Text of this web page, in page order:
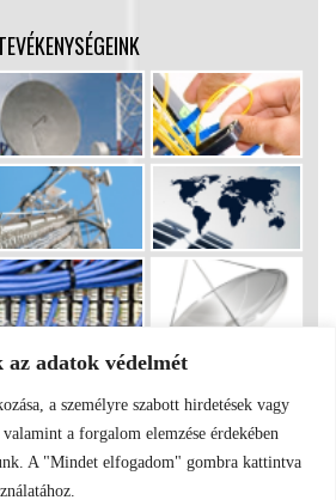
adatok védelmét
a személyre szabott hirdetések vagy
a forgalom elemzése érdekében
A "Mindet elfogadom" gombra kattintva
|Fergal Sat Kft.| Antenna
Fergal Sat| Kinézet: K@tilla